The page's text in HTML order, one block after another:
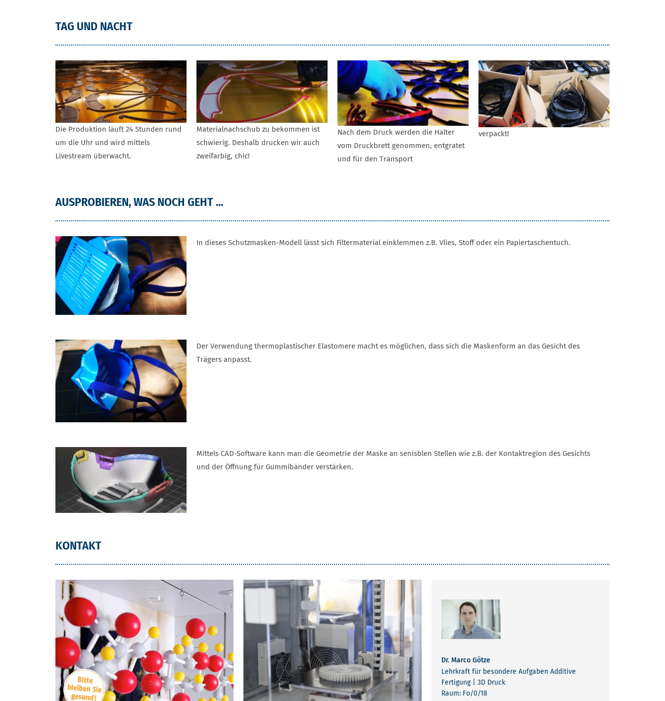
TAG UND NACHT
Die Produktion läuft 24 Stunden rund
um die Uhr und wird mittels
Livestream überwacht.
Materialnachschub zu bekommen ist
schwierig. Deshalb drucken wir auch
zweifarbig, chic!
Nach dem Druck werden die Halter
vom Druckbrett genommen, entgratet
und für den Transport
verpackt!
AUSPROBIEREN, WAS NOCH GEHT ...
In dieses Schutzmasken-Modell lässt sich Filtermaterial einklemmen z.B. Vlies, Stoff oder ein Papiertaschentuch.
Der Verwendung thermoplastischer Elastomere macht es möglichen, dass sich die Maskenform an das Gesicht des
Trägers anpasst.
Mittels CAD-Software kann man die Geometrie der Maske an senisblen Stellen wie z.B. der Kontaktregion des Gesichts
und der Öffnung für Gummibänder verstärken.
KONTAKT
Dr. Marco Götze
Lehrkraft für besondere Aufgaben Additive
Fertigung | 3D Druck
Raum: Fo/0/18